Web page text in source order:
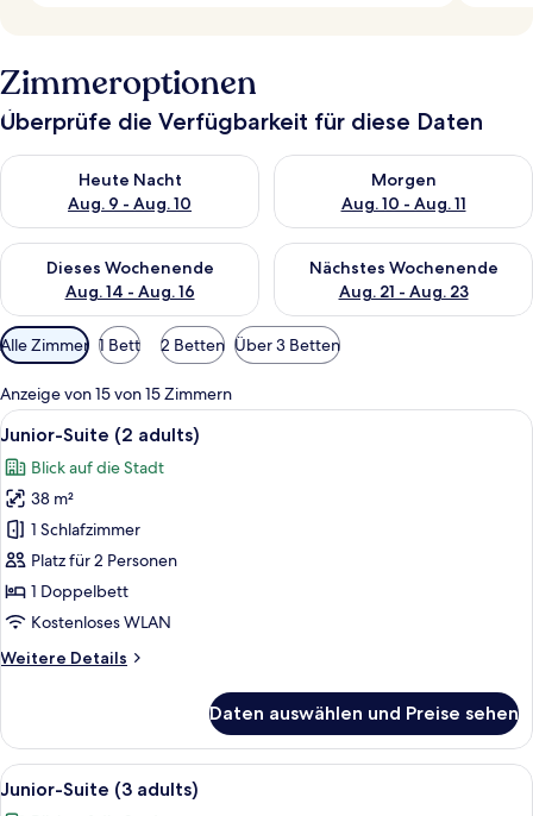
Zimmeroptionen
Überprüfe die Verfügbarkeit für diese Daten
Heute Nacht
Aug. 9 - Aug. 10
Überprüfe die Verfügbarkeit für heute Nacht, Aug. 9 - Aug.
Morgen
Aug. 10 - Aug. 11
Überprüfe die Verfügbarkeit
Dieses Wochenende
Aug. 14 - Aug. 16
Überprüfe die Verfügbarkeit für dieses Wochenende, Aug. 14
Nächstes Wochenende
Aug. 21 - Aug. 23
Überprüfe die Verfügbarkeit
Verfügbare
Filter
für
Zimmer
Alle Zimmer 1 Bett 2 Betten Über 3 Betten
Anzeige von 15 von 15 Zimmern
Alle
Fotos
für
Junior-
Suite
(2
adults)
anzeigen
Ein Hotelzimmer mit einem großen
5
Junior-Suite (2 adults)
Blick auf die Stadt
38 m²
1 Schlafzimmer
Platz für 2 Personen
1 Doppelbett
Kostenloses WLAN
Weitere Details
Weitere
Suite
(2
adults)
Daten auswählen und Preise sehen
Alle
Fotos
Ein Hotelzimmer mit einem großen
5
Junior-Suite (3 adults)